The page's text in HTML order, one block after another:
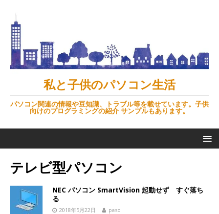
私と子供のパソコン生活
パソコン関連の情報や豆知識、トラブル等を載せています。子供
向けのプログラミングの紹介 サンプルもあります。
テレビ型パソコン
NEC パソコン SmartVision 起動せず すぐ落ち
る
2018年5月22日 paso